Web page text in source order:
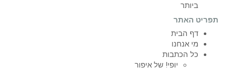
ביותר
תפריט האתר
דף הבית
מי אנחנו
כל הכתבות
יופי! של איפור